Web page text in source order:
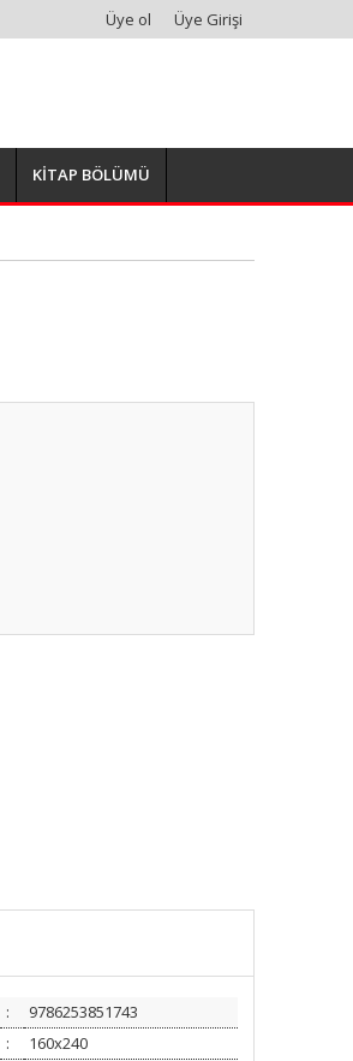
Üye ol Üye Girişi
KİTAP BÖLÜMÜ
:
9786253851743
:
160x240